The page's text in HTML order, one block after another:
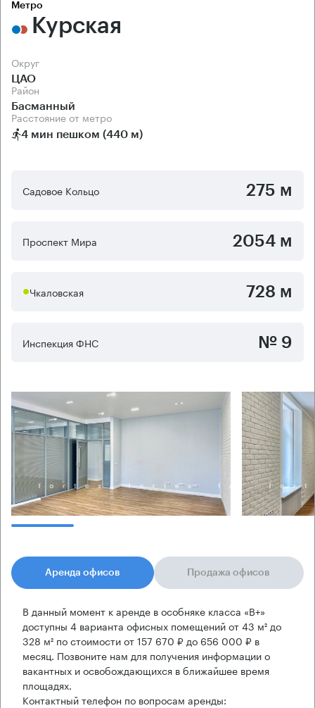
Метро
Курская
Округ
ЦАО
Район
Басманный
Расстояние от метро
4 мин пешком (440 м)
Садовое Кольцо 275 м
Проспект Мира 2054 м
Чкаловская 728 м
Инспекция ФНС № 9
Аренда офисов Продажа офисов
В данный момент к аренде в особняке класса «B+»
доступны 4 варианта офисных помещений от 43 м² до
328 м² по стоимости от 157 670 ₽ до 656 000 ₽ в
месяц. Позвоните нам для получения информации о
вакантных и освобождающихся в ближайшее время
площадях.
Контактный телефон по вопросам аренды: